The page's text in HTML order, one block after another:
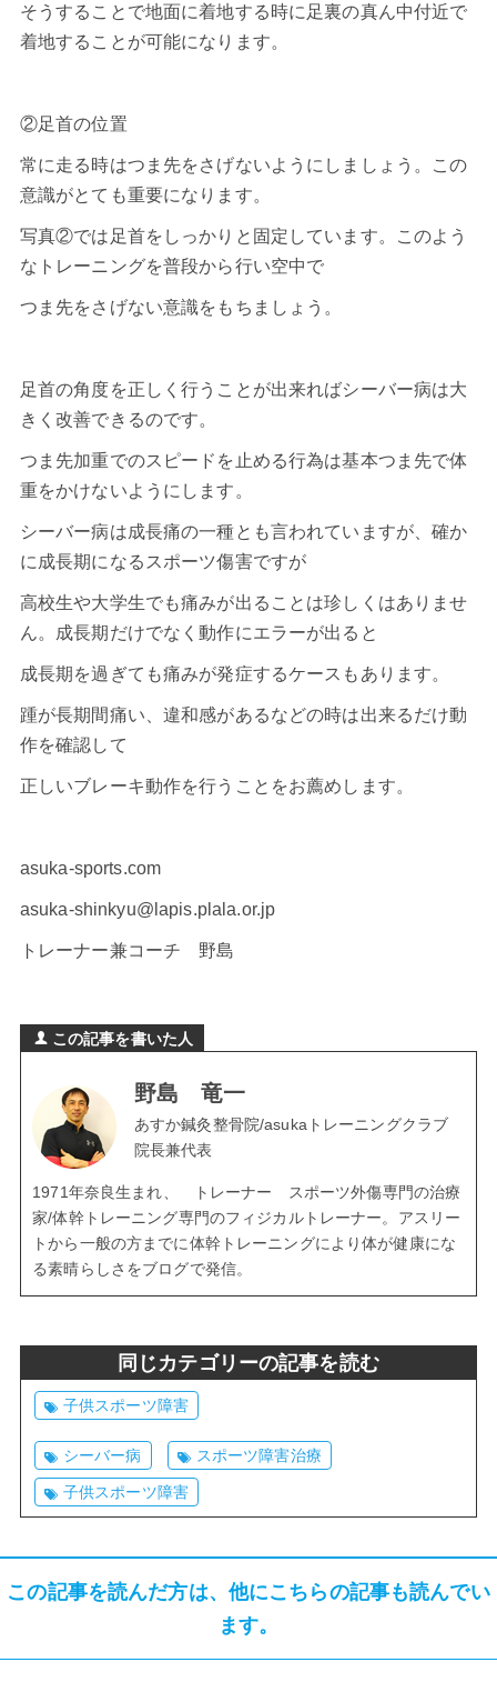
そうすることで地面に着地する時に足裏の真ん中付近で
着地することが可能になります。
②足首の位置
常に走る時はつま先をさげないようにしましょう。この
意識がとても重要になります。
写真②では足首をしっかりと固定しています。このよう
なトレーニングを普段から行い空中で
つま先をさげない意識をもちましょう。
足首の角度を正しく行うことが出来ればシーバー病は大
きく改善できるのです。
つま先加重でのスピードを止める行為は基本つま先で体
重をかけないようにします。
シーバー病は成長痛の一種とも言われていますが、確か
に成長期になるスポーツ傷害ですが
高校生や大学生でも痛みが出ることは珍しくはありませ
ん。成長期だけでなく動作にエラーが出ると
成長期を過ぎても痛みが発症するケースもあります。
踵が長期間痛い、違和感があるなどの時は出来るだけ動
作を確認して
正しいブレーキ動作を行うことをお薦めします。
asuka-sports.com
asuka-shinkyu@lapis.plala.or.jp
トレーナー兼コーチ 野島
この記事を書いた人
野島 竜一
あすか鍼灸整骨院/asukaトレーニングクラブ
院長兼代表
1971年奈良生まれ、 トレーナー スポーツ外傷専門の治療
家/体幹トレーニング専門のフィジカルトレーナー。アスリー
トから一般の方までに体幹トレーニングにより体が健康にな
る素晴らしさをブログで発信。
同じカテゴリーの記事を読む
子供スポーツ障害
シーバー病 スポーツ障害治療
子供スポーツ障害
この記事を読んだ方は、他にこちらの記事も読んでい
ます。